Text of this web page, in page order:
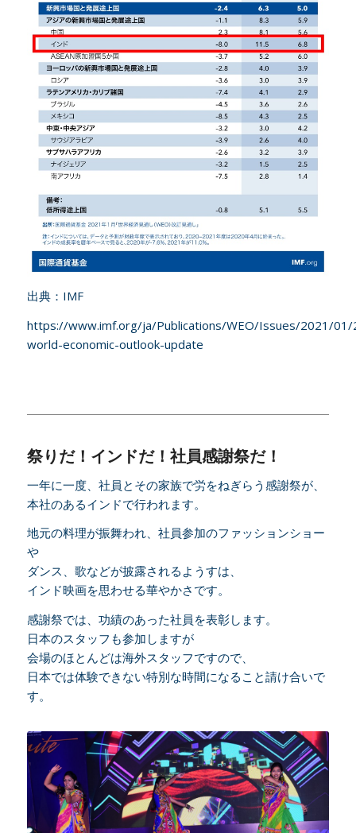
出典：IMF
https://www.imf.org/ja/Publications/WEO/Issues/2021/
world-economic-outlook-update
祭りだ！インドだ！社員感謝祭だ！
一年に一度、社員とその家族で労をねぎらう感謝祭が、
本社のあるインドで行われます。
地元の料理が振舞われ、社員参加のファッションショー
や
ダンス、歌などが披露されるようすは、
インド映画を思わせる華やかさです。
感謝祭では、功績のあった社員を表彰します。
日本のスタッフも参加しますが
会場のほとんどは海外スタッフですので、
日本では体験できない特別な時間になること請け合いで
す。